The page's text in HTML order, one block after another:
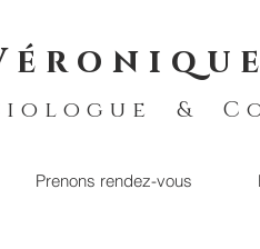
&
Prenons rendez-vous